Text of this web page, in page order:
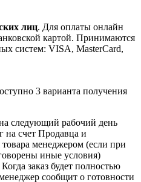
лиц. Для оплаты онлайн
картой. Принимаются
систем: VISA, MasterCard,
3 варианта получения
следующий рабочий день
на счет Продавца и
менеджером (если при
иные условия)
заказ будет полностью
сообщит о готовности